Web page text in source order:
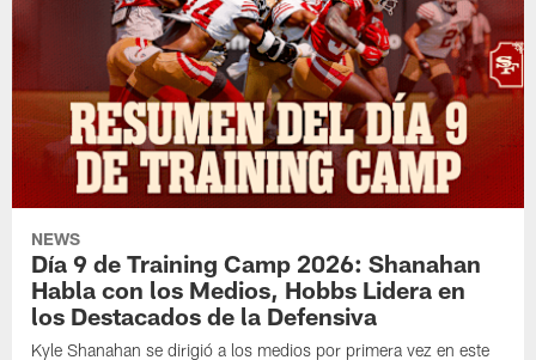
NEWS
Día 9 de Training Camp 2026: Shanahan
Habla con los Medios, Hobbs Lidera en
los Destacados de la Defensiva
Kyle Shanahan se dirigió a los medios por primera vez en este